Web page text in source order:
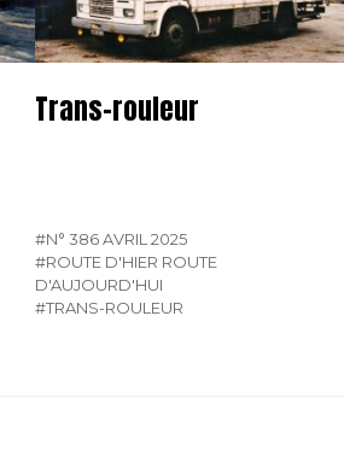
Trans-rouleur
#N° 386 AVRIL 2025
#ROUTE D'HIER ROUTE
D'AUJOURD'HUI
#TRANS-ROULEUR